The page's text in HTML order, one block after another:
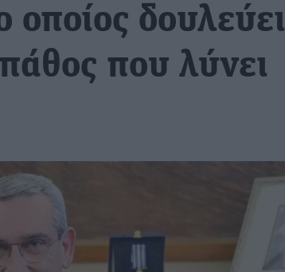
οποίος δουλεύει
που λύνει